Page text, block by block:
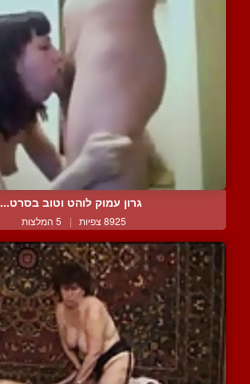
גרון עמוק לוהט וטוב בסרט...
8925 צפיות | 5 המלצות